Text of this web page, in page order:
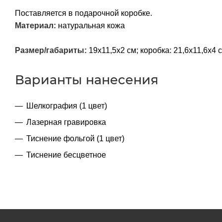
Поставляется в подарочной коробке.
Материал: натуральная кожа
Размер/габариты: 19х11,5х2 см; коробка: 21,6х11,6х4
Варианты нанесения
Шелкография (1 цвет)
Лазерная гравировка
Тиснение фольгой (1 цвет)
Тиснение бесцветное